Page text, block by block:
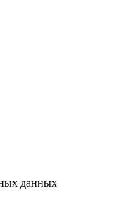
данных